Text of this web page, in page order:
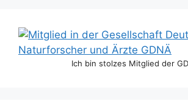
Ich bin stolzes Mitglied der